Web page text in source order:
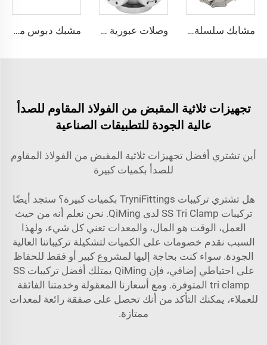
مشابك سلسلة من الفولاذ المقاوم للصدأ عالية الجودة SS304، تركيبات مشبك أنبوب فراغي KF16-160، قوية، ختم CNC، NW16-160 مزورة وصلات عبورية CF ذات 6 اتجاهات من الفولاذ المقاوم للصدأ SS304 وSS316L، فتحات عبورية بقطر 3/4"-4"، وصلة عبورية عالية الجودة قابلة للدوران/ثابتة من CF16 إلى CF100 للفراغ العالي مشبك دبوس مزدوج SS304 KF مشبك دبوس مزدوج فراغي تركيب فراغ من الفولاذ المقاوم للصدأ KF/NW لأشباه الموصلات
تجهيزات ثلاثية المقبض من الفولاذ المقاوم للصدأ
عالية الجودة للتطبيقات الصناعية
أين تشتري أفضل تجهيزات ثلاثية المقبض من الفولاذ المقاوم
للصدأ بكميات كبيرة
هل تشتري تركيبات TryniFittings بكميات كبيرة؟ ستجد أيضًا
تركيبات SS Tri Clamp لدى QiMing. نحن نعلم أنه من حيث
العمل، الوقت هو المال، والمعدات تعني كل شيء، ولهذا
السبب نقدم خصومات على الكميات لتشكيلة تركيباتنا العالية
الجودة. سواء كنت بحاجة إليها لمشروع كبير أو فقط للحفاظ
على احتياطي إضافي، فإن QiMing يمتلك أفضل تركيبات SS
tri clamp المتوفرة. ومع أسعارنا المعقولة وخدمتنا الفائقة
للعملاء، يمكنك التأكد من أنك تحصل على صفقة رائعة لمعدات
ممتازة.